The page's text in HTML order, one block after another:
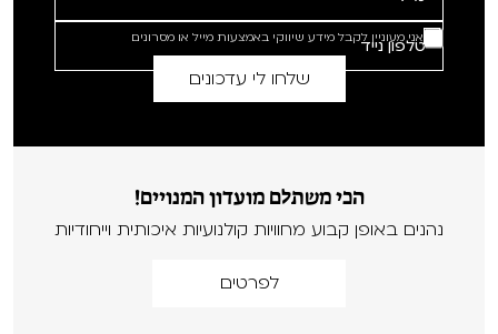
אני מעוניין לקבל מידע שיווקי באמצעות מייל או מסרונים
הכי משתלם מועדון המנויים!
נהנים באופן קבוע מחוויות קולנועיות איכותית וייחודיות
לפרטים